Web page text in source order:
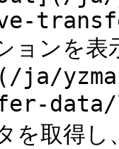
ョンを
ja/
data/
を取得